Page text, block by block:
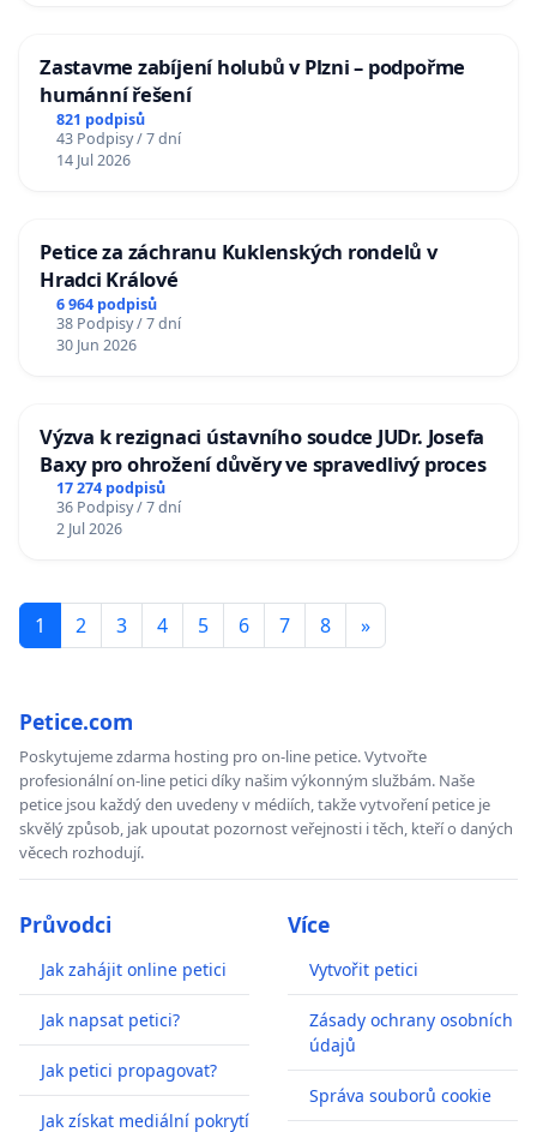
Zastavme zabíjení holubů v Plzni – podpořme
humánní řešení
821 podpisů
43 Podpisy / 7 dní
14 Jul 2026
Petice za záchranu Kuklenských rondelů v
Hradci Králové
6 964 podpisů
38 Podpisy / 7 dní
30 Jun 2026
Výzva k rezignaci ústavního soudce JUDr. Josefa
Baxy pro ohrožení důvěry ve spravedlivý proces
17 274 podpisů
36 Podpisy / 7 dní
2 Jul 2026
1 2 3 4 5 6 7 8 »
Petice.com
Poskytujeme zdarma hosting pro on-line petice. Vytvořte
profesionální on-line petici díky našim výkonným službám. Naše
petice jsou každý den uvedeny v médiích, takže vytvoření petice je
skvělý způsob, jak upoutat pozornost veřejnosti i těch, kteří o daných
věcech rozhodují.
Průvodci
Jak zahájit online petici
Jak napsat petici?
Jak petici propagovat?
Jak získat mediální pokrytí
Více
Vytvořit petici
Zásady ochrany osobních
údajů
Správa souborů cookie